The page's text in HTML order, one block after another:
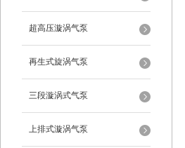
超高压漩涡气泵
再生式旋涡气泵
三段漩涡式气泵
上排式漩涡气泵